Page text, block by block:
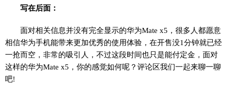
写在后面：
面对相关信息并没有完全显示的华为Mate x5，很多人都愿意
相信华为手机能带来更加优秀的使用体验，在开售没1分钟就已经
一抢而空，非常的吸引人，不过这段时间也只是能付定金，面对
这样的华为Mate x5，你的感觉如何呢？评论区我们一起来聊一聊
吧!